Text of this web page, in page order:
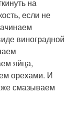
на
если не
виноградной
яйца,
орехами. И
смазываем